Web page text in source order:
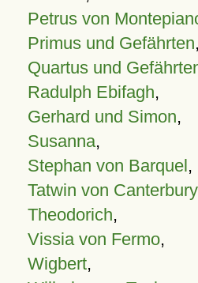
Petrus von
Primus und Gefährten,
Quartus und
Radulph Ebifagh,
Gerhard und Simon,
Susanna,
Stephan von Barquel,
Tatwin von Canterbury
Theodorich,
Vissia von Fermo,
Wigbert,